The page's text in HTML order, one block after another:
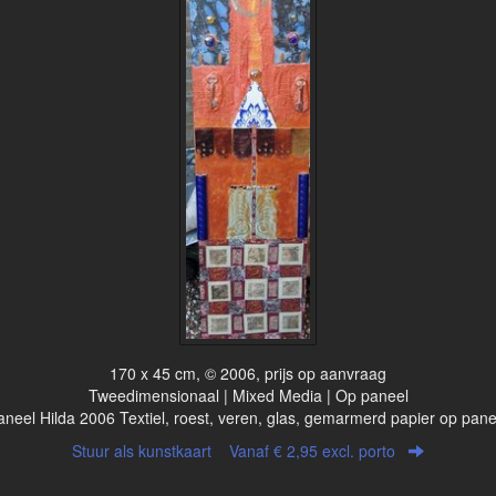
170 x 45 cm, © 2006, prijs op aanvraag
Tweedimensionaal | Mixed Media | Op paneel
Hilda 2006 Textiel, roest, veren, glas, gemarmerd papier op
Stuur als kunstkaart Vanaf € 2,95 excl. porto